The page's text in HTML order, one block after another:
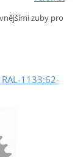
zuby pro
1133:62-